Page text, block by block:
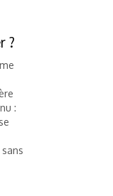
?
: